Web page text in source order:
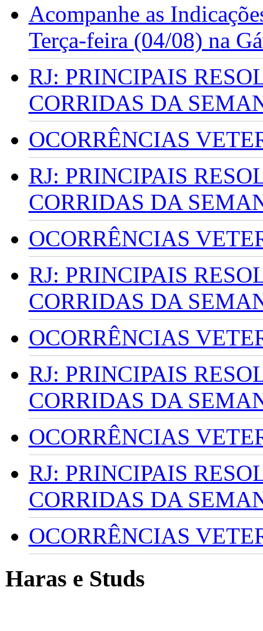
Acompanhe as
Terça-feira (04/08) na
RJ: PRINCIPAIS
CORRIDAS DA
OCORRÊNCIAS
RJ: PRINCIPAIS
CORRIDAS DA
OCORRÊNCIAS
RJ: PRINCIPAIS
CORRIDAS DA
OCORRÊNCIAS
RJ: PRINCIPAIS
CORRIDAS DA
OCORRÊNCIAS
RJ: PRINCIPAIS
CORRIDAS DA
OCORRÊNCIAS
Haras e Studs